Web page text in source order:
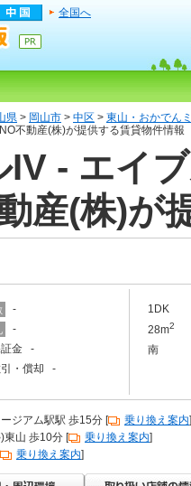
全国へ
県 > 岡山市 > 中区 > 東山・おかでん
不動産(株)が提供する賃貸物件情報
IV - エイ
産(株)が
-
-
証金 -
・償却 -
1DK
28m2
南
ジアム駅駅 歩15分 [ 乗り換え案内]
東山 歩10分 [
乗り換え案内]
乗り換え案内]